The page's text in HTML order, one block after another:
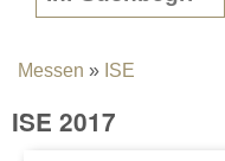
You are here
Messen » ISE
ISE 2017